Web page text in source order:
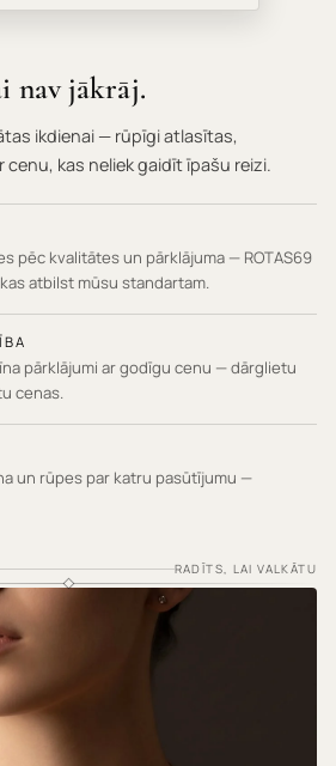
nav jākrāj.
ikdienai — rūpīgi atlasītas,
cenu, kas neliek gaidīt īpašu reizi.
pēc kvalitātes un pārklājuma — ROTAS69
atbilst mūsu standartam.
pārklājumi ar godīgu cenu — dārglietu
cenas.
un rūpes par katru pasūtījumu —
RADĪTS, LAI VALKĀTU
HIPOALERĢISKI MATERIĀLI · NEKAIRINA ĀDU ·